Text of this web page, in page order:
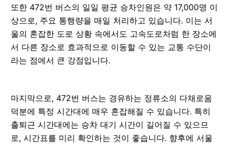
또한 472번 버스의 일일 평균 승차인원은 약 17,000명 이
상으로, 주요 통행량을 매일 처리하고 있습니다. 이는 서
울의 혼잡한 도로 상황 속에서도 고속도로처럼 한 장소에
서 다른 장소로 효과적으로 이동할 수 있는 교통 수단이
라는 점에서 큰 강점입니다.
마지막으로, 472번 버스는 경유하는 정류소의 다채로움
덕분에 특정 시간대에 매우 혼잡해질 수 있습니다. 특히
출퇴근 시간대에는 승차 대기 시간이 길어질 수 있으므
로, 시간표를 미리 확인하는 것이 좋습니다. 향후에 서울